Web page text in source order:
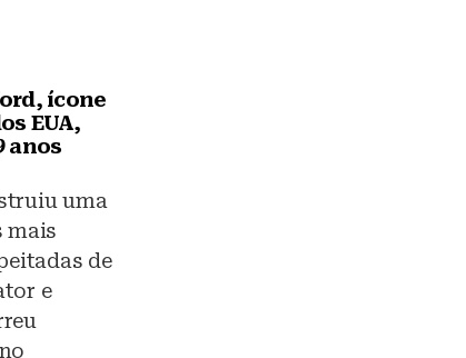
ícone
EUA,
anos
uma
mais
de
e